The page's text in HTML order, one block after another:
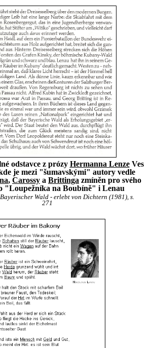
odstavce z prózy Hermanna LenzeVes
je mezi "šumavskými" autory vedle
, Carossy a Brittinga zmíněn pro svého
"Loupežníka na Boubíně" i Lenau
Wald - erlebt von Dichtern (1981), s.
271